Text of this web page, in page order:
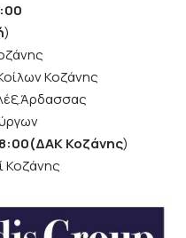
)
Κοζάνης
Κοζάνης)
Κοζάνης